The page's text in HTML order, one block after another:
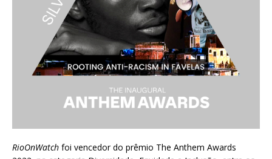
RioOnWatch foi vencedor do prêmio The Anthem Awards